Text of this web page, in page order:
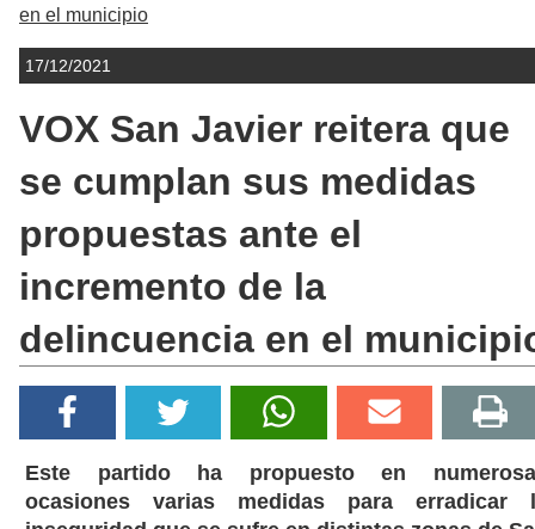
en el municipio
17/12/2021
VOX San Javier reitera que
se cumplan sus medidas
propuestas ante el
incremento de la
delincuencia en el
Este partido ha propuesto en
ocasiones varias medidas para erradicar